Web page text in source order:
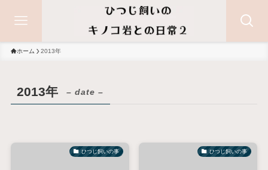
ホーム 2013年
2013年 – date –
ひつじ飼いの事 ひつじ飼いの事